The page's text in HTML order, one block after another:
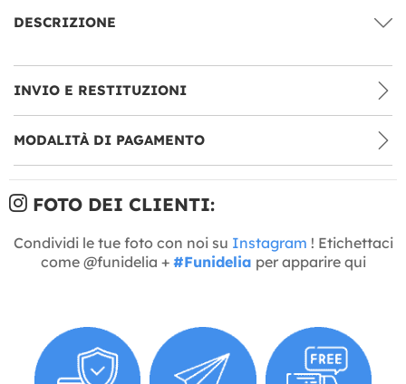
DESCRIZIONE
INVIO E RESTITUZIONI
MODALITÀ DI PAGAMENTO
FOTO DEI CLIENTI:
Condividi le tue foto con noi su Instagram ! Etichettaci
come @funidelia + #Funidelia per apparire qui